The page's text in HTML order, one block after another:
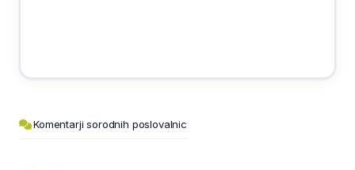
Komentarji sorodnih poslovalnic